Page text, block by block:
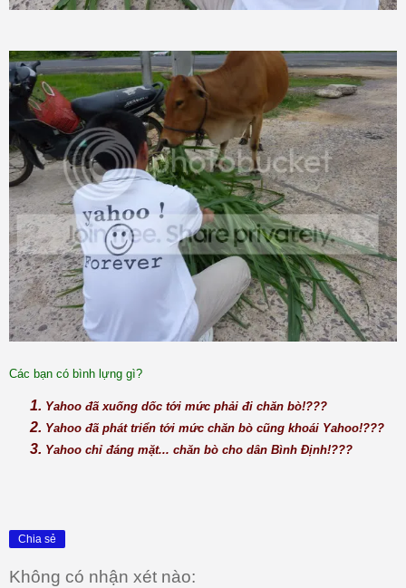
Các bạn có bình lựng gì?
Yahoo đã xuống dốc tới mức phải đi chăn bò!???
Yahoo đã phát triển tới mức chăn bò cũng khoái Yahoo!???
Yahoo chỉ đáng mặt... chăn bò cho dân Bình Định!???
Chia sẻ
Không có nhận xét nào: